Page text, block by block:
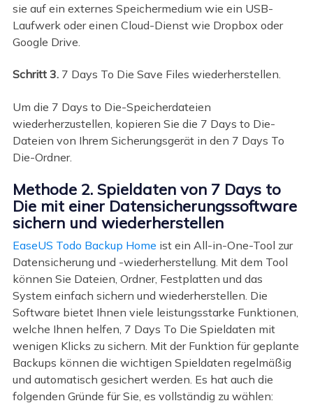
sie auf ein externes Speichermedium wie ein USB-
Laufwerk oder einen Cloud-Dienst wie Dropbox oder
Google Drive.
Schritt 3.7 Days To Die Save Files wiederherstellen.
Um die 7 Days to Die-Speicherdateien
wiederherzustellen, kopieren Sie die 7 Days to Die-
Dateien von Ihrem Sicherungsgerät in den 7 Days To
Die-Ordner.
Methode 2. Spieldaten von 7 Days to
Die mit einer Datensicherungssoftware
sichern und wiederherstellen
EaseUS Todo Backup Home ist ein All-in-One-Tool zur
Datensicherung und -wiederherstellung. Mit dem Tool
können Sie Dateien, Ordner, Festplatten und das
System einfach sichern und wiederherstellen. Die
Software bietet Ihnen viele leistungsstarke Funktionen,
welche Ihnen helfen, 7 Days To Die Spieldaten mit
wenigen Klicks zu sichern. Mit der Funktion für geplante
Backups können die wichtigen Spieldaten regelmäßig
und automatisch gesichert werden. Es hat auch die
folgenden Gründe für Sie, es vollständig zu wählen: